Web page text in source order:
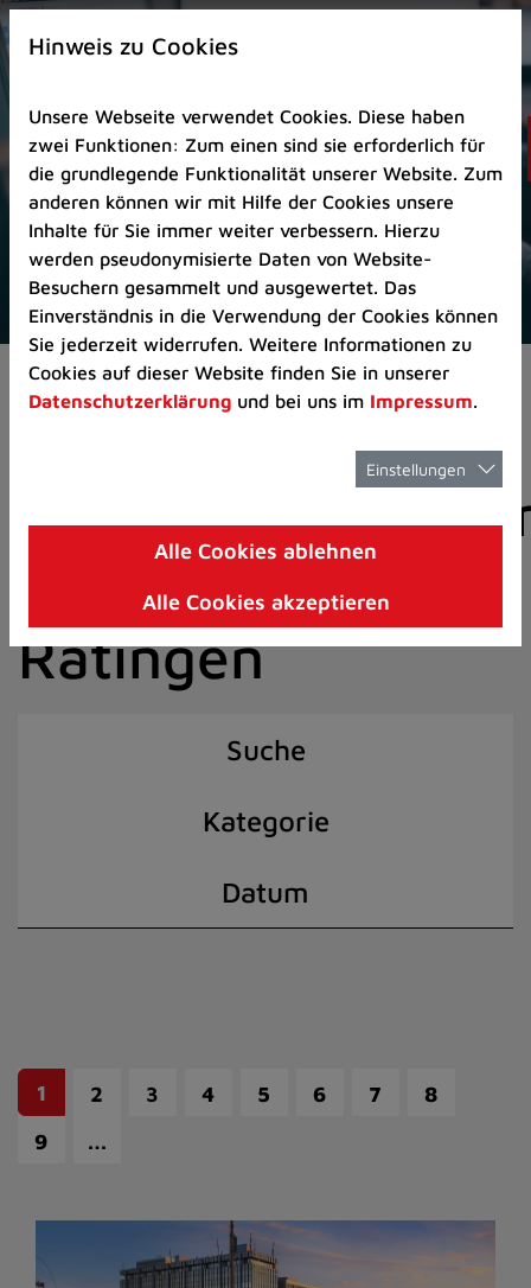
Zur
Startseite
Zum
Seitenanfang
springen
(Schnelltaste
A)
Zur
Navigation/Menü
springen
(Schnelltaste
M)
Zur
8)
I)
Aktuelles Pressemitteilungen
der Stadt
Ratingen
Suche
Kategorie
Datum
1 2 3 4 5 6 7
8
9
…
Hinweis zu Cookies
Unsere Webseite verwendet Cookies. Diese haben
zwei Funktionen: Zum einen sind sie erforderlich für
die grundlegende Funktionalität unserer Website. Zum
anderen können wir mit Hilfe der Cookies unsere
Inhalte für Sie immer weiter verbessern. Hierzu
werden pseudonymisierte Daten von Website-
Besuchern gesammelt und ausgewertet. Das
Einverständnis in die Verwendung der Cookies können
Sie jederzeit widerrufen. Weitere Informationen zu
Cookies auf dieser Website finden Sie in unserer
Datenschutzerklärung und bei uns im Impressum.
Einstellungen
Alle Cookies ablehnen
Alle Cookies akzeptieren